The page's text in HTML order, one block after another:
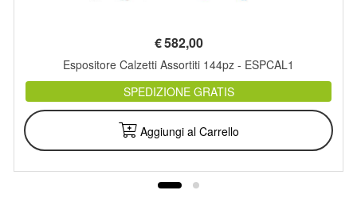
€582,00
Espositore Calzetti Assortiti 144pz - ESPCAL1
SPEDIZIONE GRATIS
Aggiungi al Carrello